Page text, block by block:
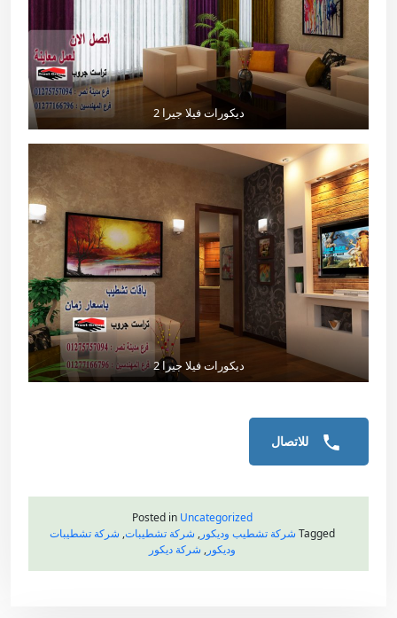
ديكورات فيلا جيرا 2
ديكورات فيلا جيرا 2
للاتصال
Posted in Uncategorized
Tagged شركة تشطيب وديكور, شركة تشطيبات, شركة تشطيبات
وديكور, شركة ديكور